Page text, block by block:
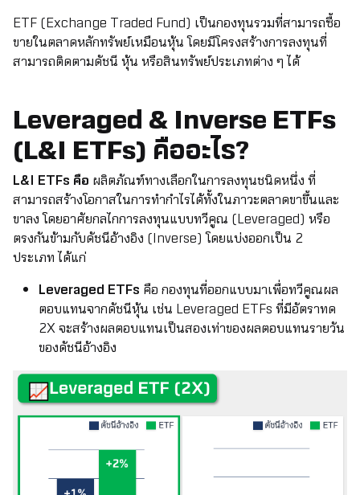
ETF (Exchange Traded Fund) เป็นกองทุนรวมที่สามารถซื้อ
ขายในตลาดหลักทรัพย์เหมือนหุ้น โดยมีโครงสร้างการลงทุนที่
สามารถติดตามดัชนี หุ้น หรือสินทรัพย์ประเภทต่าง ๆ ได้
Leveraged & Inverse ETFs
(L&I ETFs) คืออะไร?
L&I ETFs คือ ผลิตภัณฑ์ทางเลือกในการลงทุนชนิดหนึ่ง ที่
สามารถสร้างโอกาสในการทำกำไรได้ทั้งในภาวะตลาดขาขึ้นและ
ขาลง โดยอาศัยกลไกการลงทุนแบบทวีคูณ (Leveraged) หรือ
ตรงกันข้ามกับดัชนีอ้างอิง (Inverse) โดยแบ่งออกเป็น 2
ประเภท ได้แก่
Leveraged ETFs คือ กองทุนที่ออกแบบมาเพื่อทวีคูณผล
ตอบแทนจากดัชนีหุ้น เช่น Leveraged ETFs ที่มีอัตราทด
2X จะสร้างผลตอบแทนเป็นสองเท่าของผลตอบแทนรายวัน
ของดัชนีอ้างอิง